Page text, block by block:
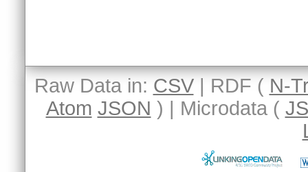
Raw Data in: CSV| RDF ( N-
Atom JSON ) | Microdata (